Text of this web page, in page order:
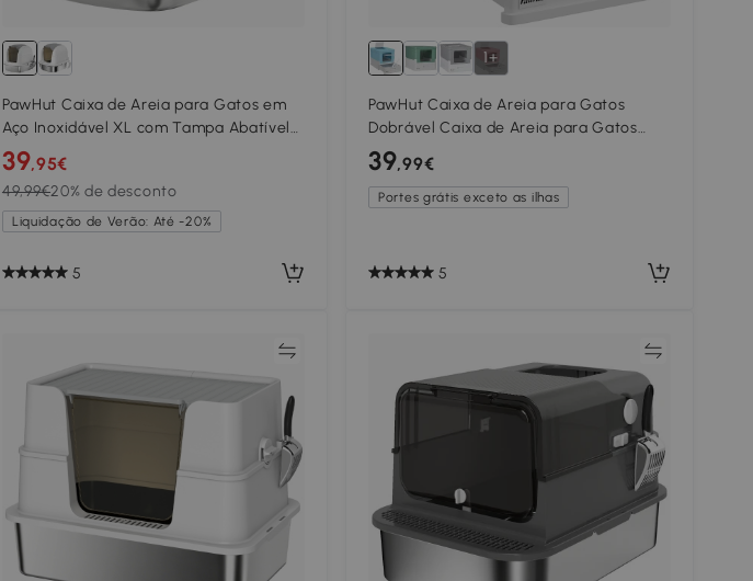
PawHut Caixa de Areia para Gatos em
Aço Inoxidável XL com Tampa Abatível
Laterais Altas Entrada Superior e Pá
52,4x41,3x42 cm Branco
39,95€
49,99€20% de desconto
Liquidação de Verão: Até -20%
5
1+
PawHut Caixa de Areia para Gatos
Dobrável Caixa de Areia para Gatos
Fechada com Bandeja Removível e Pá
47,5x35,5x36,7cm Azul
39,99€
Portes grátis exceto as ilhas
5